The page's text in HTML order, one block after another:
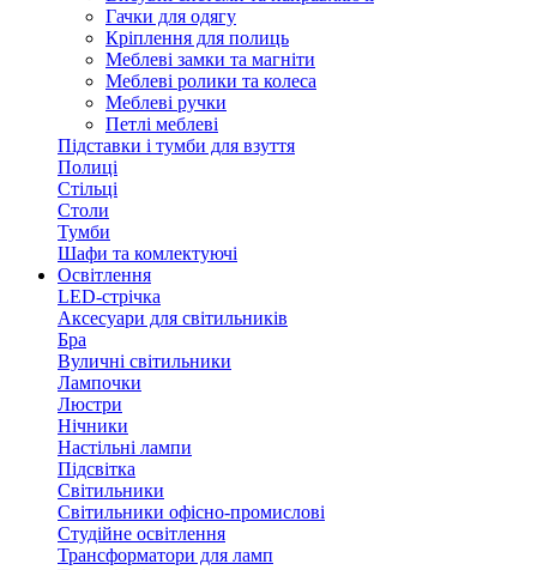
Гачки для одягу
Кріплення для полиць
Меблеві замки та магніти
Меблеві ролики та колеса
Меблеві ручки
Петлі меблеві
Підставки і тумби для взуття
Полиці
Стільці
Столи
Тумби
Шафи та комлектуючі
Освітлення
LED-стрічка
Аксесуари для світильників
Бра
Вуличні світильники
Лампочки
Люстри
Нічники
Настільні лампи
Підсвітка
Світильники
Світильники офісно-промислові
Студійне освітлення
Трансформатори для ламп